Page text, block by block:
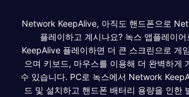
Network KeepAlive, 아직도 핸드폰으로
플레이하고 계시나요? 녹스 앱플레이
KeepAlive 플레이하면 더 큰 스크린으로 게
으며 키보드, 마우스를 이용해 더 완벽하게
수 있습니다. PC로 녹스에서 Network
드 및 설치하고 핸드폰 배터리 용량을 인한